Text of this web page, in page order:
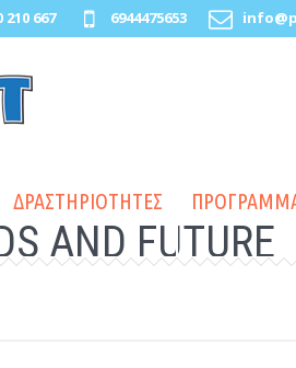
210 667 6944475653
ΔΡΑΣΤΗΡΙΟΤΗΤΕΣ
AND FUTURE